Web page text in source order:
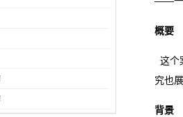
概要
这个
究也
背景